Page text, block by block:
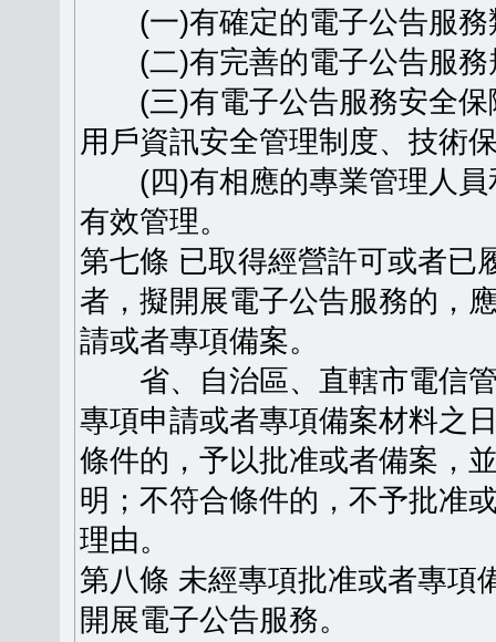
(一)有確定的電子公告服務
(二)有完善的電子公告服務
(三)有電子公告服務安全保
用戶資訊安全管理制度、技術
(四)有相應的專業管理人員
有效管理。
第七條 已取得經營許可或者已
者，擬開展電子公告服務的，
請或者專項備案。
省、自治區、直轄市電信管
專項申請或者專項備案材料之
條件的，予以批准或者備案，
明；不符合條件的，不予批准
理由。
第八條 未經專項批准或者專項
開展電子公告服務。